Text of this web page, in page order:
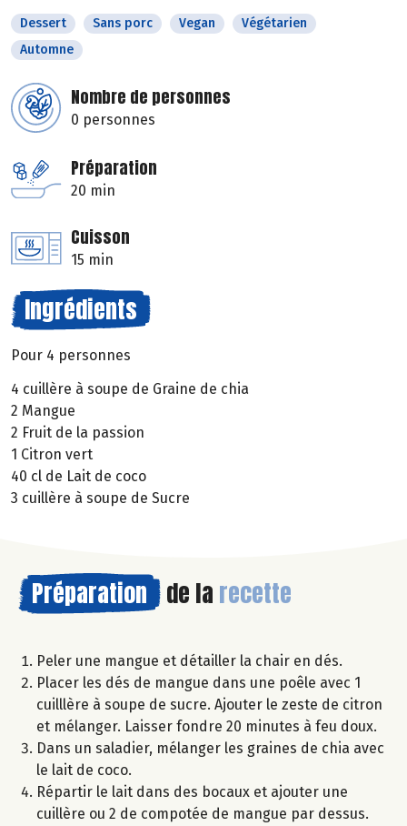
Dessert Sans porc Vegan
Végétarien
Automne
Nombre de personnes
0 personnes
Préparation
20 min
Cuisson
15 min
Ingrédients
Pour 4 personnes
4 cuillère à soupe de Graine de chia
2 Mangue
2 Fruit de la passion
1 Citron vert
40 cl de Lait de coco
3 cuillère à soupe de Sucre
Préparation de la recette
Peler une mangue et détailler la chair en dés.
Placer les dés de mangue dans une poêle avec 1
cuilllère à soupe de sucre. Ajouter le zeste de citron
et mélanger. Laisser fondre 20 minutes à feu doux.
Dans un saladier, mélanger les graines de chia avec
le lait de coco.
Répartir le lait dans des bocaux et ajouter une
cuillère ou 2 de compotée de mangue par dessus.